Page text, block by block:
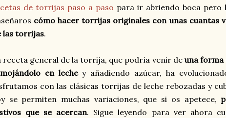
de torrijas paso a paso para ir abriendo boca pero
cómo hacer torrijas originales con unas cuantas
las torrijas.
receta general de la torrija, que podría venir de una forma
en lechey añadiendo azúcar, ha
con las clásicas torrijas de leche rebozadas y
se permiten muchas variaciones, que si os apetece,
que se acercan. Sigue leyendo para ver ahora